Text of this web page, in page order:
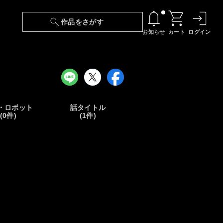
作品をさがす
お知らせ
最強の王様、二度目の人生は何をする？』第
障害】映像再生における不具合に関しまして
カート ログイン
ロボット
(0件)
話タイトル
(1件)